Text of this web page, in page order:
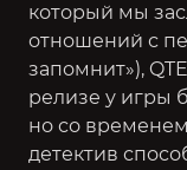
который мы
отношений с
запомнит»),
релизе у игры
но со
детектив